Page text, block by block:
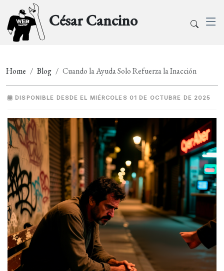
César Cancino
Home Blog Cuando la Ayuda Solo Refuerza la Inacción
DISPONIBLE DESDE EL MIÉRCOLES 01 DE OCTUBRE DE 2025